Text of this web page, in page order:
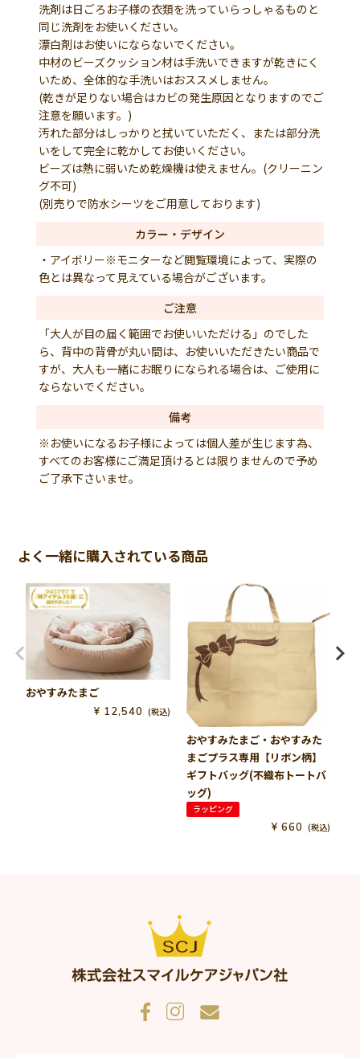
洗剤は日ごろお子様の衣類を洗っていらっしゃるものと
同じ洗剤をお使いください。
漂白剤はお使いにならないでください。
中材のビーズクッション材は手洗いできますが乾きにく
いため、全体的な手洗いはおススメしません。
(乾きが足りない場合はカビの発生原因となりますのでご
注意を願います。)
汚れた部分はしっかりと拭いていただく、または部分洗
いをして完全に乾かしてお使いください。
ビーズは熱に弱いため乾燥機は使えません。(クリーニン
グ不可)
(別売りで防水シーツをご用意しております)
カラー・デザイン
・アイボリー※モニターなど閲覧環境によって、実際の
色とは異なって見えている場合がございます。
ご注意
「大人が目の届く範囲でお使いいただける」のでした
ら、背中の背骨が丸い間は、お使いいただきたい商品で
すが、大人も一緒にお眠りになられる場合は、ご使用に
ならないでください。
備考
※お使いになるお子様によっては個人差が生じます為、
すべてのお客様にご満足頂けるとは限りませんので予め
ご了承下さいませ。
よく一緒に購入されている商品
おやすみたまご
¥ 12,540 税込
おやすみたまご・おやすみた
まごプラス専用【リボン柄】
ギフトバッグ(不織布トートバ
ッグ)
ラッピング
¥ 660 税込